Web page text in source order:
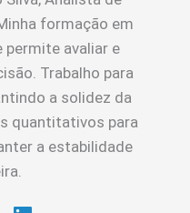
formação em
permite avaliar e
Trabalho para
a solidez da
quantitativos para
a estabilidade